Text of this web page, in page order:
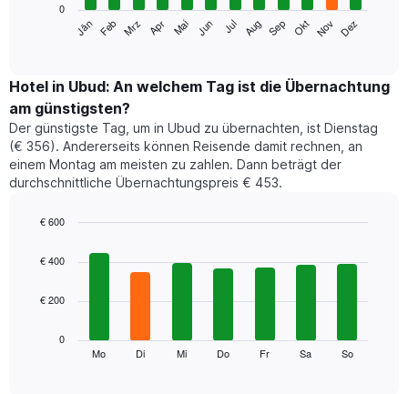
folgende
den
durchschnittlichen
Zimmerpreis
im
jeweiligen
Monat
an.
Diagramm
die
Monate
Jän Feb Mrz Apr Mai Jun Jul Aug Sep Okt Nov Dez
0
Hotel in Ubud: An welchem Tag ist die Übernachtung
am günstigsten?
Der günstigste Tag, um in Ubud zu übernachten, ist Dienstag
(€ 356). Andererseits können Reisende damit rechnen, an
einem Montag am meisten zu zahlen. Dann beträgt der
durchschnittliche Übernachtungspreis € 453.
chart
bars.
Mo Di Mi Do Fr Sa So
0
€ 200
€ 400
€ 600